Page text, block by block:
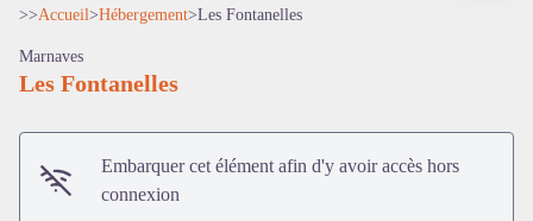
Voir l'image en plein écran
>>Accueil>Hébergement>Les Fontanelles
Marnaves
Les Fontanelles
Embarquer cet élément afin d'y avoir accès hors
connexion